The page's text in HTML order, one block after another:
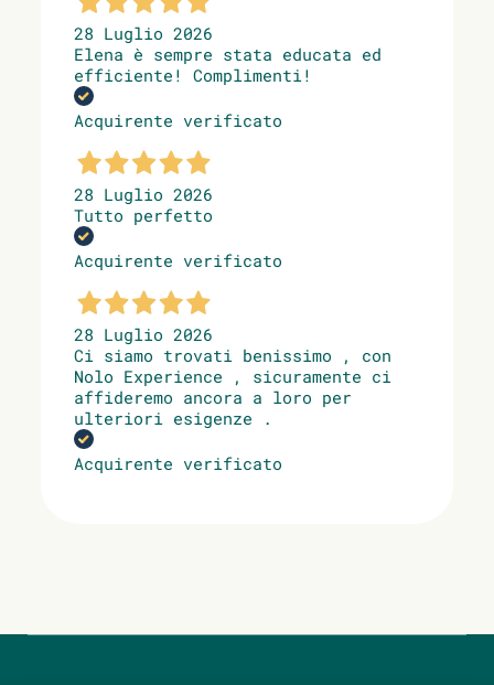
28 Luglio 2026
Elena è sempre stata educata ed
efficiente! Complimenti!
Acquirente verificato
28 Luglio 2026
Tutto perfetto
Acquirente verificato
28 Luglio 2026
Ci siamo trovati benissimo , con
Nolo Experience , sicuramente ci
affideremo ancora a loro per
ulteriori esigenze .
Acquirente verificato